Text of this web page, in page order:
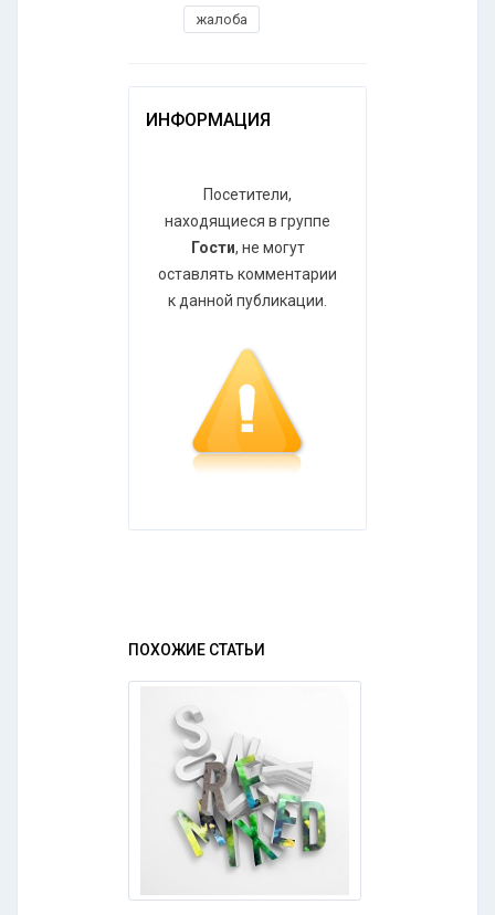
жалоба
ИНФОРМАЦИЯ
Посетители,
находящиеся в группе
Гости, не могут
оставлять комментарии
к данной публикации.
ПОХОЖИЕ СТАТЬИ